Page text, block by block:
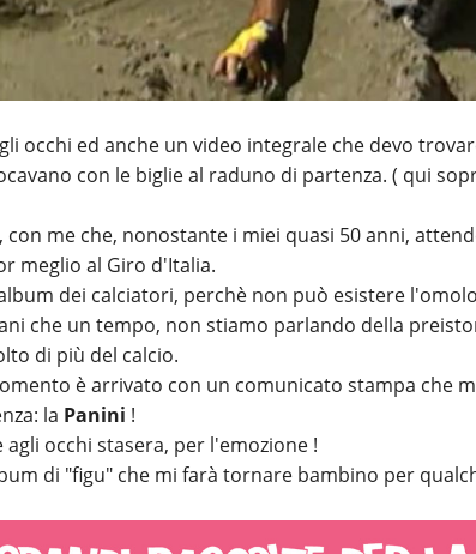
occhi ed anche un video integrale che devo
con le biglie al raduno di partenza. ( qui
con me che, nonostante i miei quasi 50 anni,
meglio al Giro d'Italia.
dei calciatori, perchè non può esistere
che un tempo, non stiamo parlando della
di più del calcio.
è arrivato con un comunicato stampa che
la Panini !
agli occhi stasera, per l'emozione !
di "figu" che mi farà tornare bambino per